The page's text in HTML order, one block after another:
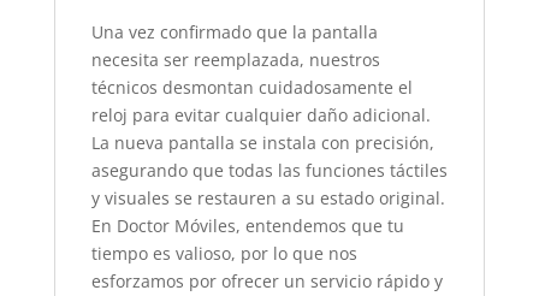
Una vez confirmado que la pantalla
necesita ser reemplazada, nuestros
técnicos desmontan cuidadosamente el
reloj para evitar cualquier daño adicional.
La nueva pantalla se instala con precisión,
asegurando que todas las funciones táctiles
y visuales se restauren a su estado original.
En Doctor Móviles, entendemos que tu
tiempo es valioso, por lo que nos
esforzamos por ofrecer un servicio rápido y